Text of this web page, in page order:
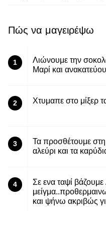
Πώς να μαγειρέψω
1
Λιώνουμε την
Μαρί και
2 Χτυμαπε στο μίξερ
3
Τα προσθέτουμε στη
αλεύρι και τα
4
Σε ενα ταψί
και ψήνω ακριβώς